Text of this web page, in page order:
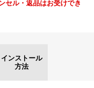
セル・返品はお受けでき
インストール
方法